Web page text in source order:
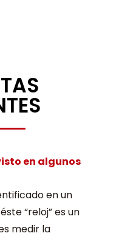
en algunos
en un
“reloj” es un
medir la